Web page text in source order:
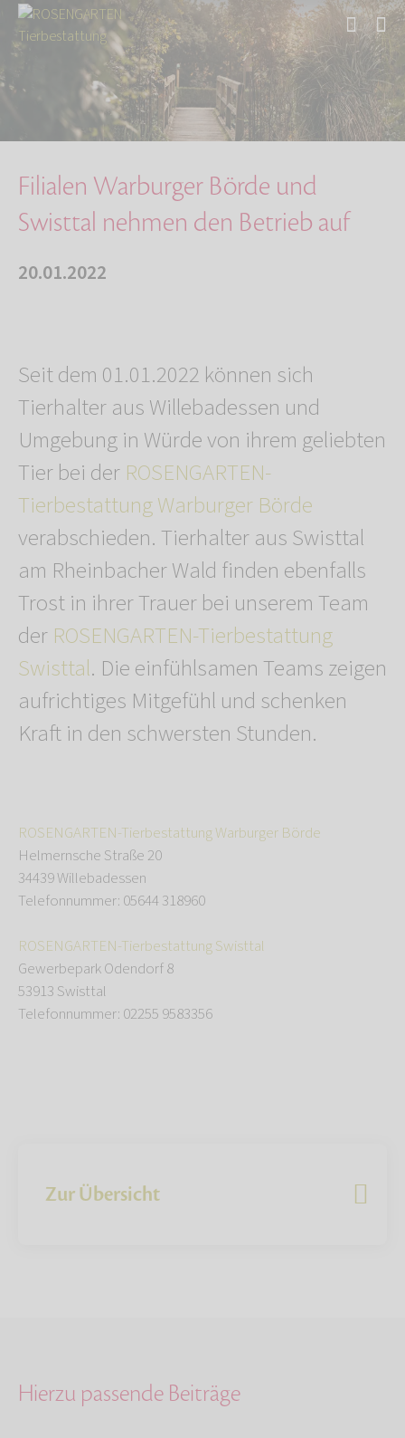
Über uns
Aktuelles
Filialen Warburger Börde und Swisttal nehmen …
Filialen Warburger Börde und
Swisttal nehmen den Betrieb auf
20.01.2022
Seit dem 01.01.2022 können sich
Tierhalter aus Willebadessen und
Umgebung in Würde von ihrem geliebten
Tier bei der ROSENGARTEN-
Tierbestattung Warburger Börde
verabschieden. Tierhalter aus Swisttal
am Rheinbacher Wald finden ebenfalls
Trost in ihrer Trauer bei unserem Team
der ROSENGARTEN-Tierbestattung
Swisttal. Die einfühlsamen Teams zeigen
aufrichtiges Mitgefühl und schenken
Kraft in den schwersten Stunden.
ROSENGARTEN-Tierbestattung Warburger Börde
Helmernsche Straße 20
34439 Willebadessen
Telefonnummer: 05644 318960
ROSENGARTEN-Tierbestattung Swisttal
Gewerbepark Odendorf 8
53913 Swisttal
Telefonnummer: 02255 9583356
Zur Übersicht
Hierzu passende Beiträge